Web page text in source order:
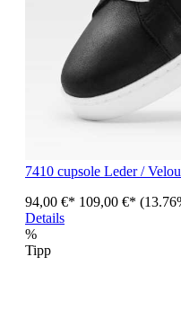
7410 cupsole Leder /
94,00 €* 109,00 €*
Details
%
Tipp